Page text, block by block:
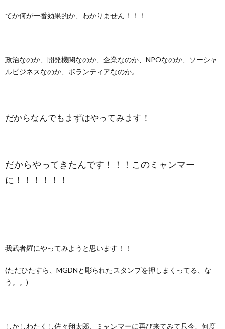
てか何が一番効果的か、わかりません！！！
政治なのか、開発機関なのか、企業なのか、NPOなのか、ソーシャ
ルビジネスなのか、ボランティアなのか。
だからなんでもまずはやってみます！
だからやってきたんです！！！このミャンマー
に！！！！！！
我武者羅にやってみようと思います！！
(ただひたすら、MGDNと彫られたスタンプを押しまくってる、な
う。。)
しかしわたくし佐々翔太郎、ミャンマーに再び来てみて只今、何度